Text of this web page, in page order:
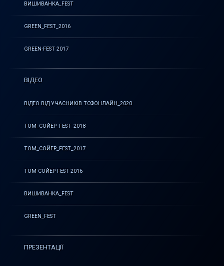
ВИШИВАНКА_FEST
GREEN_FEST_2016
GREEN-FEST 2017
ВІДЕО
ВІДЕО ВІД УЧАСНИКІВ ТСФОНЛАЙН_2020
ТОМ_СОЙЕР_FEST_2018
ТОМ_СОЙЕР_FEST_2017
ТОМ СОЙЕР FEST 2016
ВИШИВАНКА_FEST
GREEN_FEST
ПРЕЗЕНТАЦІЇ